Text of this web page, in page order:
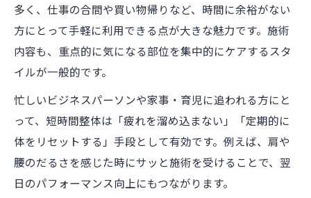
多く、仕事の合間や買い物帰りなど、時間に余裕がない
方にとって手軽に利用できる点が大きな魅力です。施術
内容も、重点的に気になる部位を集中的にケアするスタ
イルが一般的です。
忙しいビジネスパーソンや家事・育児に追われる方にと
って、短時間整体は「疲れを溜め込まない」「定期的に
体をリセットする」手段として有効です。例えば、肩や
腰のだるさを感じた時にサッと施術を受けることで、翌
日のパフォーマンス向上にもつながります。